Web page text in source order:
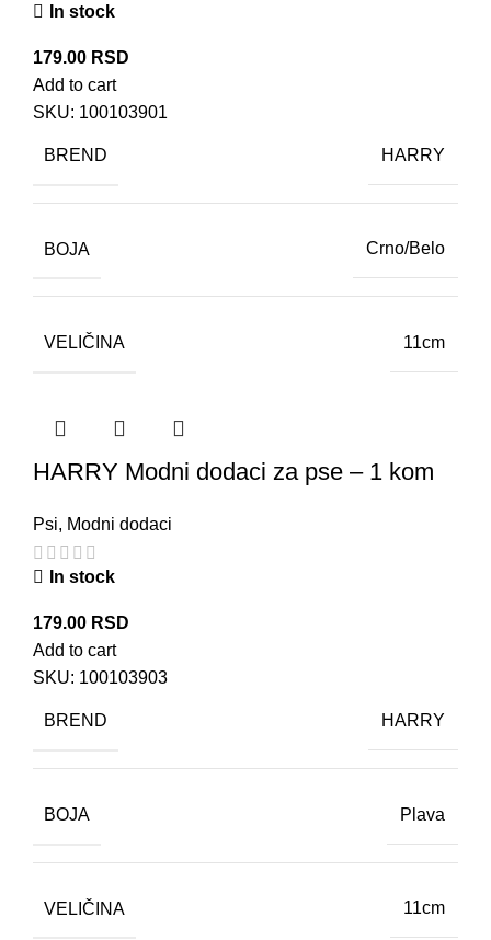
In stock
179.00 RSD
Add to cart
SKU: 100103901
BREND HARRY
BOJA Crno/Belo
VELIČINA 11cm
HARRY Modni dodaci za pse – 1 kom
Psi, Modni dodaci
In stock
179.00 RSD
Add to cart
SKU: 100103903
BREND HARRY
BOJA Plava
VELIČINA 11cm